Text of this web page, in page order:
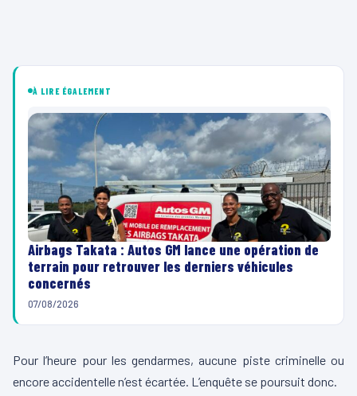
À LIRE ÉGALEMENT
Airbags Takata : Autos GM lance une opération de
terrain pour retrouver les derniers véhicules
concernés
07/08/2026
Pour l’heure pour les gendarmes, aucune piste criminelle ou
encore accidentelle n’est écartée. L’enquête se poursuit donc.